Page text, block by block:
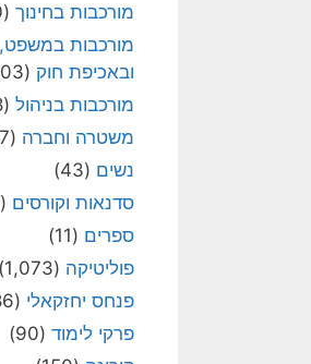
מורכבות בחינוך (420)
מורכבות
ובאכיפת חוק (2,103)
מורכבות בניהול (1,258)
משטרה וחברה (57)
נשים (43)
סדנאות וקורסים (10)
ספרים (11)
פוליטיקה (1,073)
פנחס יחזקאלי (1,986)
פרקי לימוד (90)